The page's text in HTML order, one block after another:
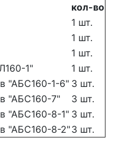
кол-во
1 шт.
1 шт.
1 шт.
1"
1 шт.
"АБС160-1-6" 3 шт.
"АБС160-7"
3 шт.
"АБС160-8-1" 3 шт.
"АБС160-8-2"3 шт.